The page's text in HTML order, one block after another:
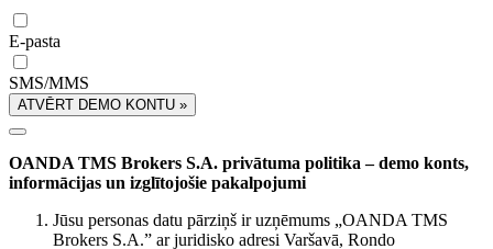
E-pasta
SMS/MMS
ATVĒRT DEMO KONTU »
OANDA TMS Brokers S.A. privātuma politika – demo konts,
informācijas un izglītojošie pakalpojumi
Jūsu personas datu pārziņš ir uzņēmums „OANDA TMS
Brokers S.A.” ar juridisko adresi Varšavā, Rondo